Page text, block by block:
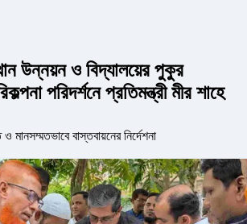
উন্নয়ন ও বিদ্যালয়ের পুকুর
পরিদর্শনে প্রতিমন্ত্রী মীর শাহে
বাস্তবায়নের নির্দেশনা